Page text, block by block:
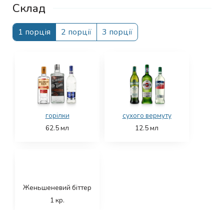
Склад
1 порція 2 порції 3 порції
горілки
62.5мл
сухого вермуту
12.5мл
Женьшеневий біттер
1 кр.